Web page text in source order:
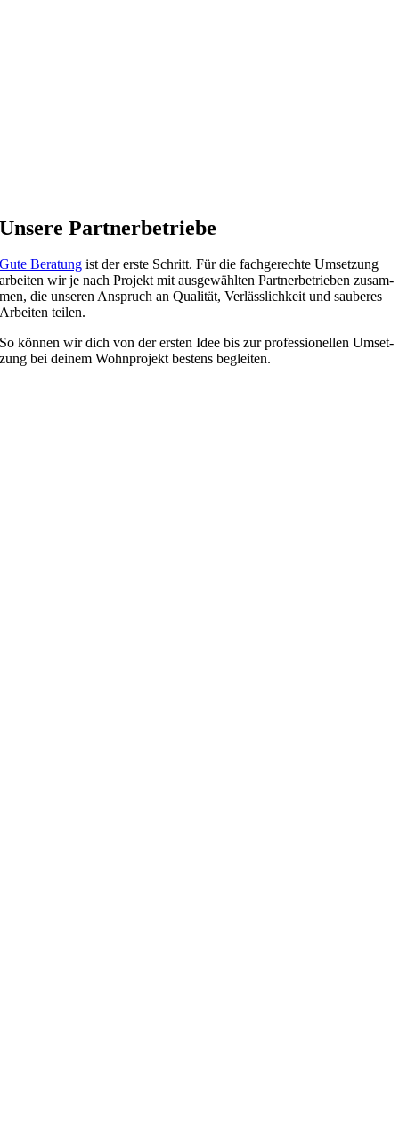
Unsere Part­ner­be­triebe
Gute Bera­tung ist der erste Schritt. Für die fach­ge­rechte Umset­zung
arbei­ten wir je nach Pro­jekt mit aus­ge­wähl­ten Part­ner­be­trie­ben zusam­
men, die unse­ren Anspruch an Qua­li­tät, Ver­läss­lich­keit und sau­be­res
Arbei­ten teilen.
So kön­nen wir dich von der ers­ten Idee bis zur pro­fes­sio­nel­len Umset­
zung bei dei­nem Wohn­pro­jekt bes­tens begleiten.